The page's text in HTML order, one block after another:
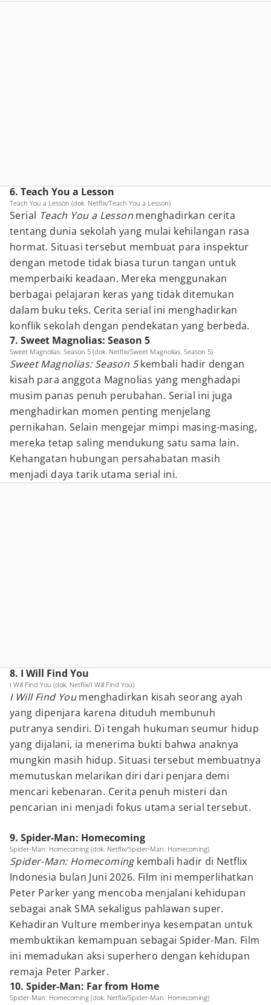
6. Teach You a Lesson
Teach You a Lesson (dok. Netflix/Teach You a Lesson)
Serial Teach You a Lesson menghadirkan cerita
tentang dunia sekolah yang mulai kehilangan rasa
hormat. Situasi tersebut membuat para inspektur
dengan metode tidak biasa turun tangan untuk
memperbaiki keadaan. Mereka menggunakan
berbagai pelajaran keras yang tidak ditemukan
dalam buku teks. Cerita serial ini menghadirkan
konflik sekolah dengan pendekatan yang berbeda.
7. Sweet Magnolias: Season 5
Sweet Magnolias: Season 5 (dok. Netflix/Sweet Magnolias: Season 5)
Sweet Magnolias: Season 5kembali hadir dengan
kisah para anggota Magnolias yang menghadapi
musim panas penuh perubahan. Serial ini juga
menghadirkan momen penting menjelang
pernikahan. Selain mengejar mimpi masing-masing,
mereka tetap saling mendukung satu sama lain.
Kehangatan hubungan persahabatan masih
menjadi daya tarik utama serial ini.
8. I Will Find You
I Will Find You (dok. Netflix/I Will Find You)
I Will Find Youmenghadirkan kisah seorang ayah
yang dipenjara karena dituduh membunuh
putranya sendiri. Di tengah hukuman seumur hidup
yang dijalani, ia menerima bukti bahwa anaknya
mungkin masih hidup. Situasi tersebut membuatnya
memutuskan melarikan diri dari penjara demi
mencari kebenaran. Cerita penuh misteri dan
pencarian ini menjadi fokus utama serial tersebut.
9. Spider-Man: Homecoming
Spider-Man: Homecoming (dok. Netflix/Spider-Man: Homecoming)
Spider-Man: Homecomingkembali hadir di Netflix
Indonesia bulan Juni 2026. Film ini memperlihatkan
Peter Parker yang mencoba menjalani kehidupan
sebagai anak SMA sekaligus pahlawan super.
Kehadiran Vulture memberinya kesempatan untuk
membuktikan kemampuan sebagai Spider-Man. Film
ini memadukan aksi superhero dengan kehidupan
remaja Peter Parker.
10. Spider-Man: Far from Home
Spider-Man: Homecoming (dok. Netflix/Spider-Man: Homecoming)